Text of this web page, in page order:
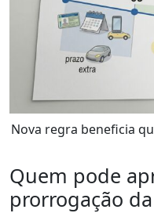
Nova regra beneficia
Quem pode
prorrogação